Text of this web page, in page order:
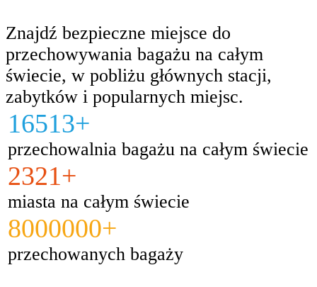
Znajdź bezpieczne miejsce do
przechowywania bagażu na całym
świecie, w pobliżu głównych stacji,
zabytków i popularnych miejsc.
16513+
przechowalnia bagażu na całym świecie
2321+
miasta na całym świecie
8000000+
przechowanych bagaży